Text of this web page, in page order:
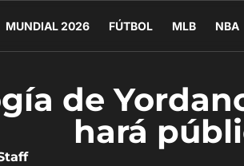
MUNDIAL 2026 FÚTBOL MLB NBA
de
hará